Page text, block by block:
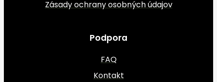
Zásady ochrany osobných údajov
Podpora
FAQ
Kontakt